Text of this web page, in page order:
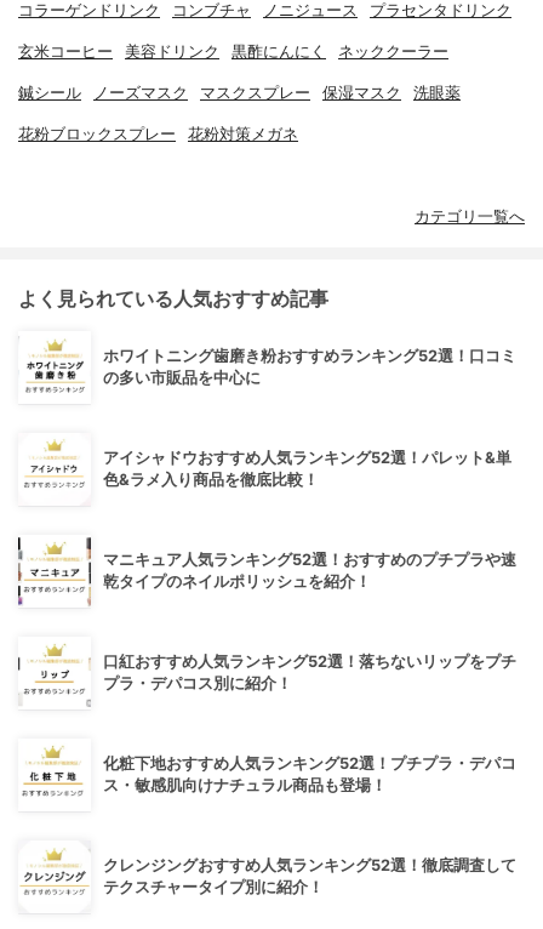
コラーゲンドリンク コンブチャ ノニジュース プラセンタドリンク
玄米コーヒー 美容ドリンク 黒酢にんにく ネッククーラー
鍼シール ノーズマスク マスクスプレー 保湿マスク 洗眼薬
花粉ブロックスプレー 花粉対策メガネ
カテゴリ一覧へ
よく見られている人気おすすめ記事
ホワイトニング歯磨き粉おすすめランキング52選！口コミ
の多い市販品を中心に
アイシャドウおすすめ人気ランキング52選！パレット&単
色&ラメ入り商品を徹底比較！
マニキュア人気ランキング52選！おすすめのプチプラや速
乾タイプのネイルポリッシュを紹介！
口紅おすすめ人気ランキング52選！落ちないリップをプチ
プラ・デパコス別に紹介！
化粧下地おすすめ人気ランキング52選！プチプラ・デパコ
ス・敏感肌向けナチュラル商品も登場！
クレンジングおすすめ人気ランキング52選！徹底調査して
テクスチャータイプ別に紹介！